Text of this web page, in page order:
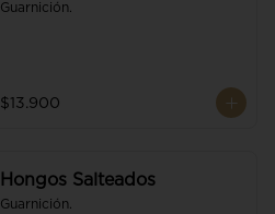
Guarnición.
$13.900
Hongos Salteados
Guarnición.